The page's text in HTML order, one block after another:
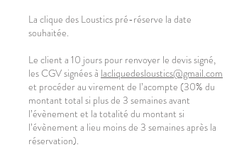
La clique des Loustics pré-réserve la date
souhaitée.
Le client a 10 jours pour renvoyer le devis signé,
les CGV signées à lacliquedesloustics@gmail.com
et procéder au virement de l’acompte (30% du
montant total si plus de 3 semaines avant
l’évènement et la totalité du montant si
l’évènement a lieu moins de 3 semaines après la
réservation).